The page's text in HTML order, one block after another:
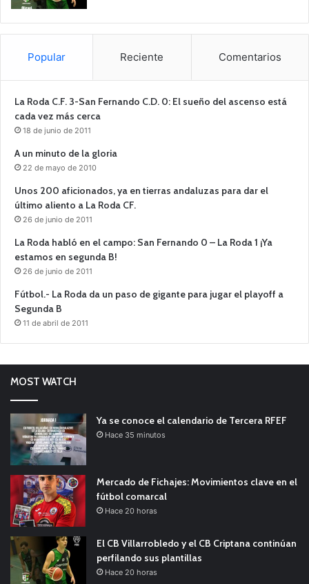
Popular Reciente Comentarios
La Roda C.F. 3-San Fernando C.D. 0: El sueño del ascenso está
cada vez más cerca
18 de junio de 2011
A un minuto de la gloria
22 de mayo de 2010
Unos 200 aficionados, ya en tierras andaluzas para dar el
último aliento a La Roda CF.
26 de junio de 2011
La Roda habló en el campo: San Fernando 0 – La Roda 1 ¡Ya
estamos en segunda B!
26 de junio de 2011
Fútbol.- La Roda da un paso de gigante para jugar el playoff a
Segunda B
11 de abril de 2011
MOST WATCH
Ya se conoce el calendario de Tercera RFEF
Hace 35 minutos
Mercado de Fichajes: Movimientos clave en el
fútbol comarcal
Hace 20 horas
El CB Villarrobledo y el CB Criptana continúan
perfilando sus plantillas
Hace 20 horas